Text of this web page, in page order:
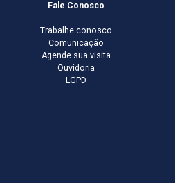
Fale Conosco
Trabalhe conosco
Comunicação
Agende sua visita
Ouvidoria
LGPD